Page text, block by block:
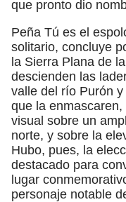
que pronto dio
Peña Tú es el
solitario, concluye
la Sierra Plana de
descienden las
valle del río Purón
que la
visual sobre un
norte, y sobre la
Hubo, pues, la
destacado para
lugar
personaje notable